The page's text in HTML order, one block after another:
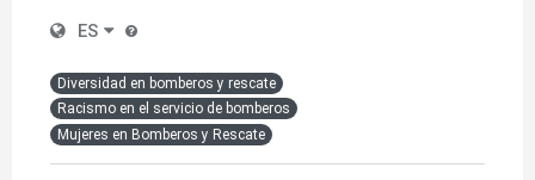
ES
Diversidad en bomberos y rescate
Racismo en el servicio de bomberos
Mujeres en Bomberos y Rescate